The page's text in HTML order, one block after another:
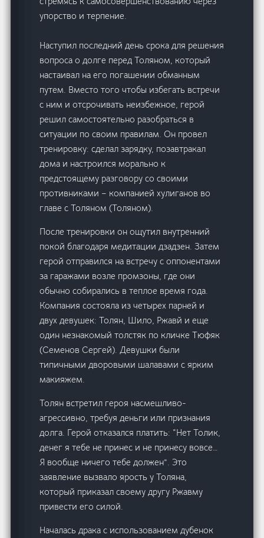
упорство и терпение.
Наступил последний день срока для решения
вопроса о долге перед Толяном, который
настаивал на его погашении обманным
путем. Вместо того чтобы избегать встречи
с ним и отсрочивать неизбежное, герой
решил самостоятельно разобраться в
ситуации по своим правилам. Он провел
тренировку: сделал зарядку, позавтракал
дома и настроился морально к
предстоящему разговору со своими
противниками – компанией хулиганов во
главе с Толяном (Толяном).
После тренировки он ощутил внутренний
покой благодаря медитации дзадзен. Затем
герой отправился на встречу с оппонентами
за гаражами возле промзоны, где они
обычно собирались в теплое время года.
Компания состояла из четырех парней и
двух девушек: Толян, Шило, Ржавй и еще
один незнакомый толстяк по кличке Тюфяк
(Семенов Сергей). Девушки были
типичными дворовыми шалавами с ярким
макияжем.
Толян встретил героя насмешливо-
агрессивно, требуя деньги или признания
долга. Герой отказался платить: “Нет Толик,
денег я тебе не принес и не принесу вовсе…
Я вообще ничего тебе должен”. Это
заявление вызвало ярость у Толяна,
который приказал своему другу Ржавму
привести его силой.
Началась драка с использованием дубенок